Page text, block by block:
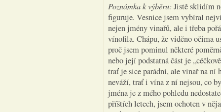
Poznámka k výběru: Jistě sklidím
figuruje. Vesnice jsem vybíral
nejen jmény vinařů, ale i třeba
vínofila. Chápu, že viděno očima
proč jsem pominul některé
nebo její podstatná část je
trať je sice parádní, ale vinař na ní
neváží, trať i vína z ní nejsou, co
jména je z mého pohledu
příštích letech, jsem ochoten v